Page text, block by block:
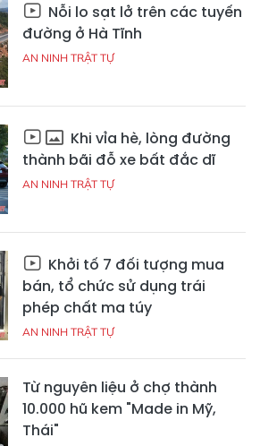
Nỗi lo sạt lở trên các tuyến
đường ở Hà Tĩnh
AN NINH TRẬT TỰ
Khi vỉa hè, lòng đường
thành bãi đỗ xe bất đắc dĩ
AN NINH TRẬT TỰ
Khởi tố 7 đối tượng mua
bán, tổ chức sử dụng trái
phép chất ma túy
AN NINH TRẬT TỰ
Từ nguyên liệu ở chợ thành
10.000 hũ kem "Made in Mỹ,
Thái"